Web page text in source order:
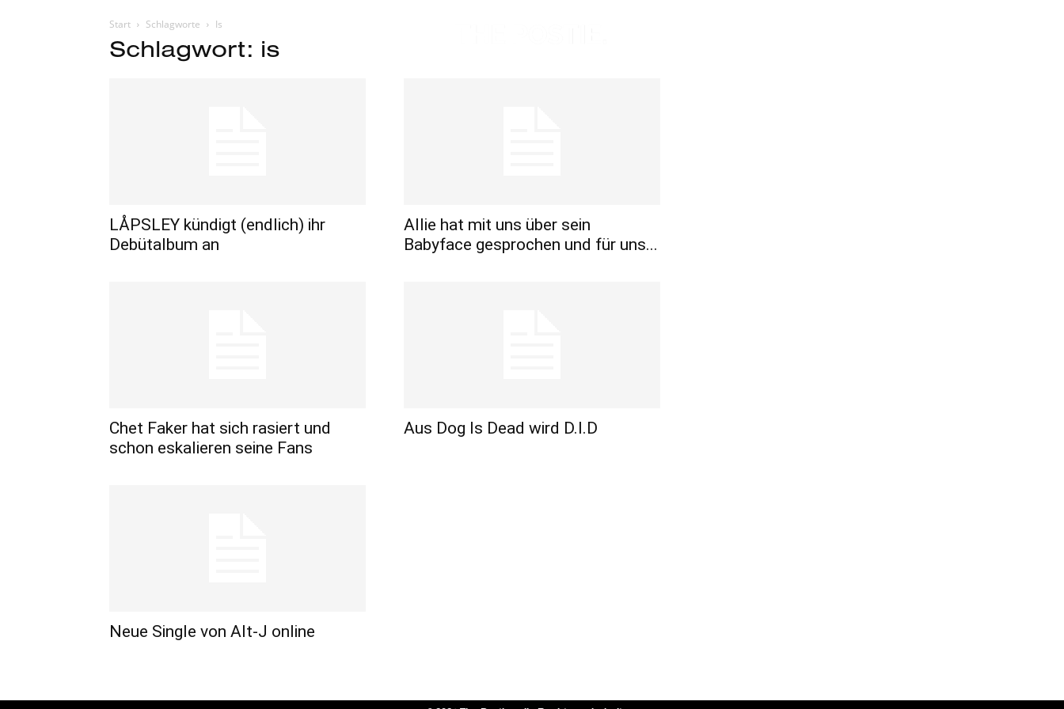
Start Schlagworte Is
Schlagwort: is
LÅPSLEY kündigt (endlich) ihr
Debütalbum an
Allie hat mit uns über sein
Babyface gesprochen und für uns...
Chet Faker hat sich rasiert und
schon eskalieren seine Fans
Aus Dog Is Dead wird D.I.D
Neue Single von Alt-J online